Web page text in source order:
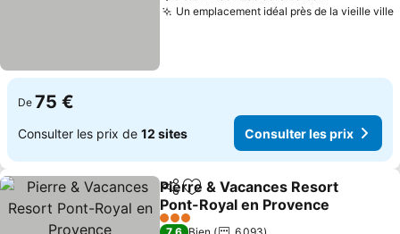
Un emplacement idéal près de la vieille ville
De 75 €
Consulter les prix de 12 sites Consulter les prix
PartagerAjouter à mes favoris
Pierre & Vacances Resort
Pont-Royal en Provence
Consulter les prix
3 Étoiles